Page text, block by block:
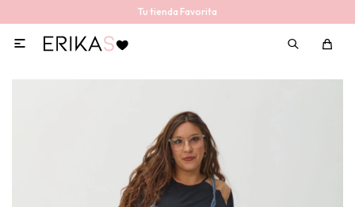
Tu tienda Favorita
